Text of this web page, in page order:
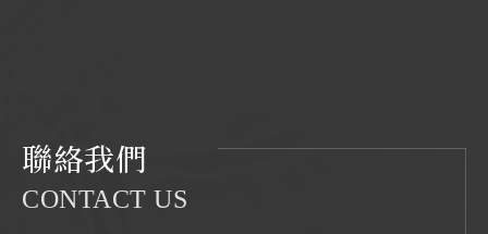
聯絡我們
CONTACT US